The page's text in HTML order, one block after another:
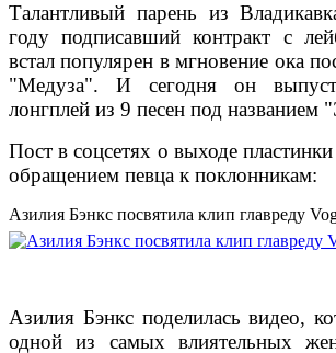
Талантливый парень из
году подписавший контракт с
встал популярен в мгновение ока
"Медуза". И сегодня он
лонгплей из 9 песен под
Пост в соцсетях о выходе
обращением певца к поклонникам:
Азилия Бэнкс посвятила клип главреду
Азилия Бэнкс поделилась видео,
одной из самых влиятельных